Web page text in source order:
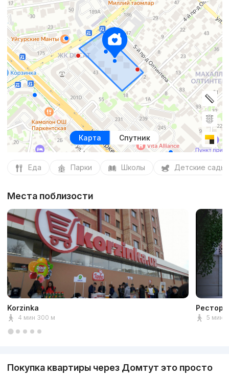
Карта Спутник
Еда Парки Школы Детские сады
Места поблизости
Korzinka
4 мин 300 м 5 мин
Покупка квартиры через Домтут это просто